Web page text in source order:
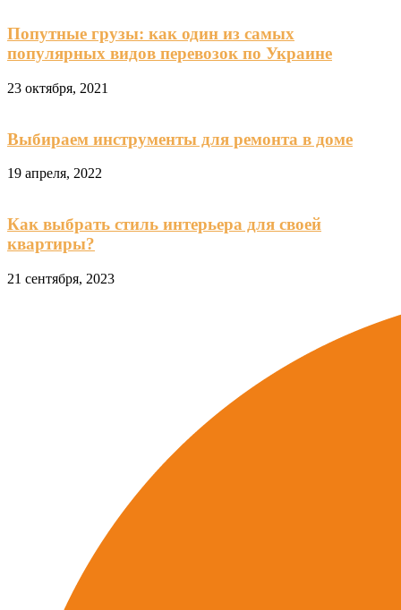
Попутные грузы: как один из самых
популярных видов перевозок по Украине
23 октября, 2021
Выбираем инструменты для ремонта в доме
19 апреля, 2022
Как выбрать стиль интерьера для своей
квартиры?
21 сентября, 2023